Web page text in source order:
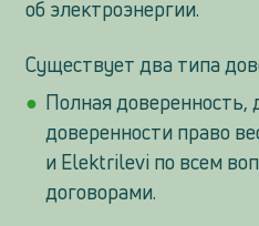
об электроэнергии.
Существует два типа
Полная
доверенности право
и Elektrilevi по всем
договорами.